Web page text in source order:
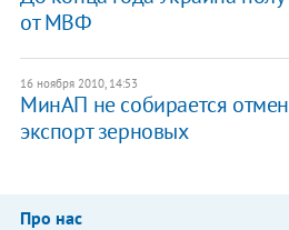
от МВФ
16 ноября 2010, 14:53
МинАП не собирается
экспорт зерновых
Про нас